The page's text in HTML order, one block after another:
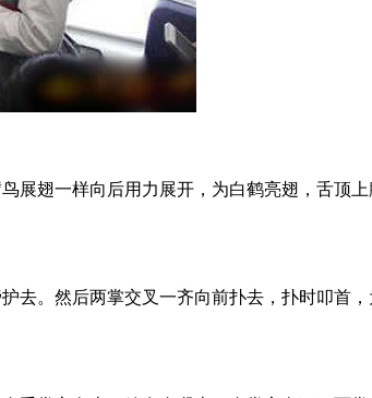
翅一样向后用力展开，为白鹤亮翅，舌顶上
。然后两掌交叉一齐向前扑去，扑时叩首